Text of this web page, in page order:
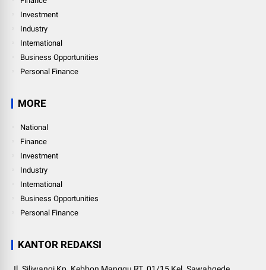
Investment
Industry
International
Business Opportunities
Personal Finance
MORE
National
Finance
Investment
Industry
International
Business Opportunities
Personal Finance
KANTOR REDAKSI